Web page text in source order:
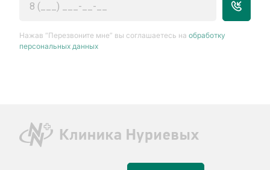
Нажав “Перезвоните мне” вы соглашаетесь наобработку
персональных данных